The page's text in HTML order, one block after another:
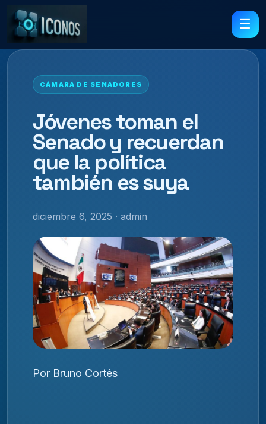
☰
CÁMARA DE SENADORES
Jóvenes toman el
Senado y recuerdan
que la política
también es suya
diciembre 6, 2025 · admin
Por Bruno Cortés